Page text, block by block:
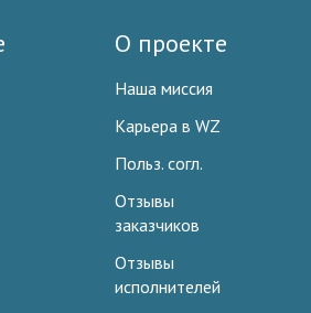
О проекте
Наша миссия
Карьера в WZ
Польз. согл.
Отзывы
заказчиков
Отзывы
исполнителей